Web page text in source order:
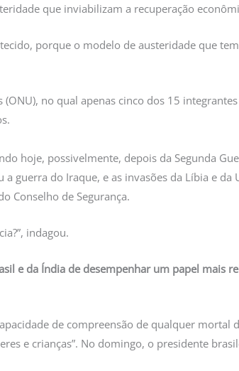
que inviabilizam a recuperação
porque o modelo de austeridade que
no qual apenas cinco dos 15
hoje, possivelmente, depois da Segunda
guerra do Iraque, e as invasões da Líbia e da
Conselho de Segurança.
indagou.
e da Índia de desempenhar um papel mais
de compreensão de qualquer mortal
e crianças”. No domingo, o presidente